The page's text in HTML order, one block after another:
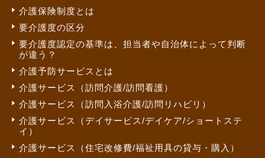
介護保険制度とは
要介護度の区分
要介護度認定の基準は、担当者や自治体によって判断
が違う？
介護予防サービスとは
介護サービス（訪問介護/訪問看護）
介護サービス（訪問入浴介護/訪問リハビリ）
介護サービス（デイサービス/デイケア/ショートステ
イ）
介護サービス（住宅改修費/福祉用具の貸与・購入）